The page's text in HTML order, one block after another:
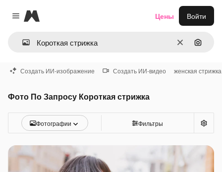
Close menu
Magnific
ОчиститьПоиск
Цены Войти
Создать ИИ-изображение Создать ИИ-видео женская стрижка
Фото По Запросу Короткая стрижка
Фотографии Фильтры